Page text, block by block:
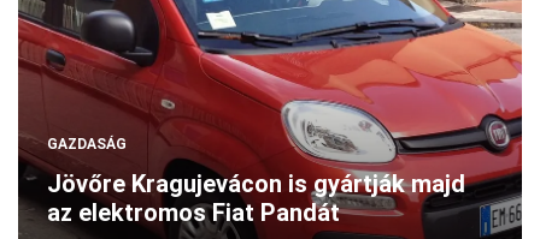
GAZDASÁG
Jövőre Kragujevácon is gyártják majd
az elektromos Fiat Pandát